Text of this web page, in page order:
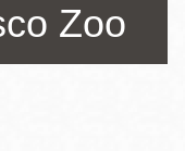
Zoo